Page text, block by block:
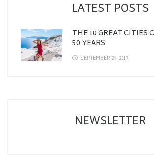
LATEST POSTS
THE 10 GREAT CITIES
50 YEARS
SEPTEMBER 29, 2017
NEWSLETTER